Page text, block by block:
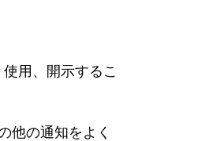
用、開示するこ
他の通知をよく